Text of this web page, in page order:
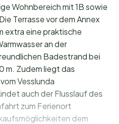
Wohnbereich mit 1B sowie
Terrasse vor dem Annex
extra eine praktische
an der
Badestrand bei
m. Zudem liegt das
Vesslunda
auch der Flusslauf des
zum Ferienort
dem